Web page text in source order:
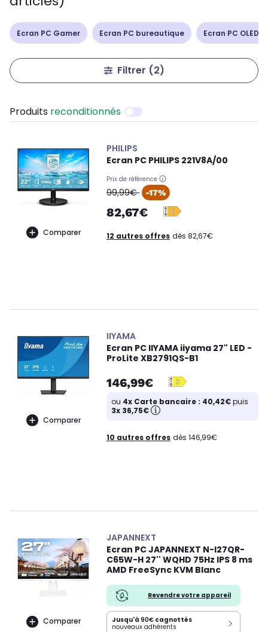
Ecran PC Gamer Ecran PC bureautique Ecran PC OLED /
Filtrer (2)
Produits reconditionnés
Comparer
PHILIPS
Ecran PC PHILIPS 221V8A/00
Prix de référence
oldPrice
99,99€ -17%
82,67€
12 autres offres dès 82,67€
Comparer
IIYAMA
Ecran PC IIYAMA iiyama 27" LED -
ProLite XB2791QS-B1
146,99€
ou 4x Carte bancaire : 40,42€puis
3x 36,75€
10 autres offres dès 146,99€
Comparer
JAPANNEXT
Ecran PC JAPANNEXT N-I27QR-
C65W-H 27'' WQHD 75Hz IPS 8 ms
AMD FreeSync KVM Blanc
Revendre votre appareil
Jusqu'à 90€ cagnottés
nouveaux adhérents